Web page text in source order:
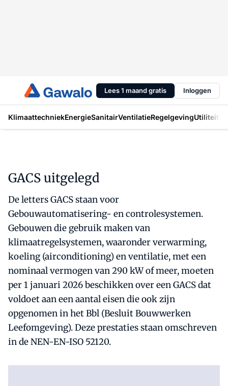
Lees 1 maand gratis Inloggen
KlimaattechniekEnergieSanitairVentilatieRegelgevingUtiliteit
GACS uitgelegd
De letters GACS staan voor
Gebouwautomatisering- en controlesystemen.
Gebouwen die gebruik maken van
klimaatregelsystemen, waaronder verwarming,
koeling (airconditioning) en ventilatie, met een
nominaal vermogen van 290 kW of meer, moeten
per 1 januari 2026 beschikken over een GACS dat
voldoet aan een aantal eisen die ook zijn
opgenomen in het Bbl (Besluit Bouwwerken
Leefomgeving). Deze prestaties staan omschreven
in de NEN-EN-ISO 52120.